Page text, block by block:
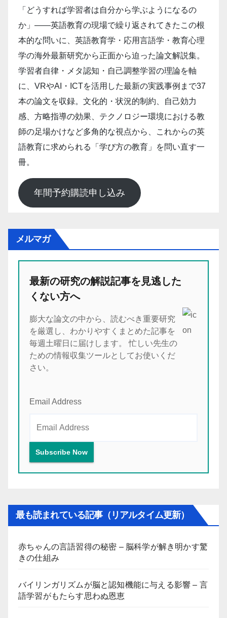
「どうすれば学習者は自分から学ぶようになるの
か」――英語教育の現場で繰り返されてきたこの根
本的な問いに、英語教育学・応用言語学・教育心理
学の海外最新研究から正面から迫った論文解説集。
学習者自律・メタ認知・自己調整学習の理論を軸
に、VRやAI・ICTを活用した最新の実践事例まで37
本の論文を収録。文化的・状況的制約、自己効力
感、方略指導の効果、テクノロジー環境における教
師の足場かけなど多角的な視点から、これからの英
語教育に求められる「学び方の教育」を問い直す一
冊。
年間予約購読申し込み
メルマガ
最新の研究の解説記事を見逃した
くない方へ
膨大な論文の中から、読むべき重要研究
を厳選し、わかりやすくまとめた記事を
毎週土曜日に届けします。 忙しい先生の
ための情報収集ツールとしてお使いくだ
さい。
Email Address
最も読まれている記事（リアルタイム更新）
赤ちゃんの言語習得の秘密 – 脳科学が解き明かす驚
きの仕組み
バイリンガリズムが脳と認知機能に与える影響 – 言
語学習がもたらす思わぬ恩恵